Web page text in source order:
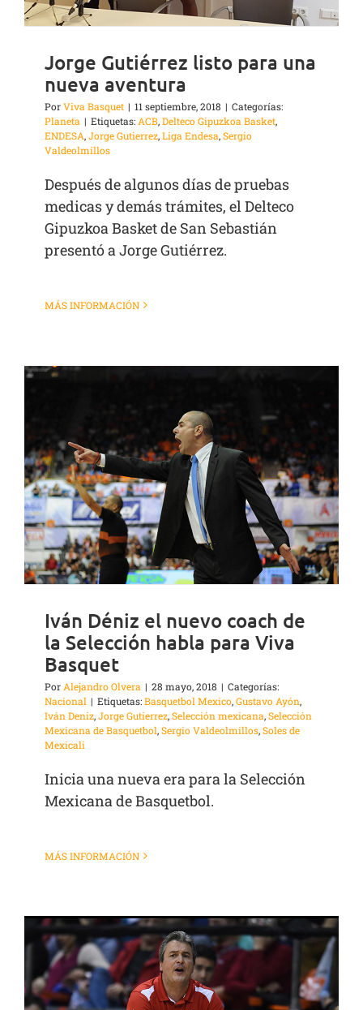
Jorge Gutiérrez listo para una
nueva aventura
PorViva Basquet | 11 septiembre, 2018 | Categorías:
Planeta | Etiquetas:ACB,Delteco Gipuzkoa Basket,
ENDESA,Jorge Gutierrez,Liga Endesa,Sergio
Valdeolmillos
Después de algunos días de pruebas
medicas y demás trámites, el Delteco
Gipuzkoa Basket de San Sebastián
presentó a Jorge Gutiérrez.
MÁS INFORMACIÓN
Iván Déniz el nuevo coach de
la Selección habla para Viva
Basquet
PorAlejandro Olvera | 28 mayo, 2018 | Categorías:
Nacional | Etiquetas:Basquetbol Mexico,Gustavo Ayón,
Iván Deniz,Jorge Gutierrez,Selección mexicana,Selección
Mexicana de Basquetbol,Sergio Valdeolmillos,Soles de
Mexicali
Inicia una nueva era para la Selección
Mexicana de Basquetbol.
MÁS INFORMACIÓN